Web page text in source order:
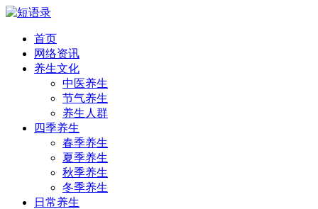
首页
网络资讯
养生文化
中医养生
节气养生
养生人群
四季养生
春季养生
夏季养生
秋季养生
冬季养生
日常养生